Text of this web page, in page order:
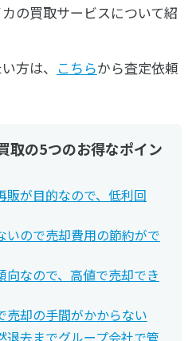
の買取サービスについて紹
方は、 こちらから査定依頼
取の5つのお得なポイン
販が目的なので、低利回
いので売却費用の節約がで
向なので、高値で売却でき
売却の手間がかからない
退去までグループ会社で管